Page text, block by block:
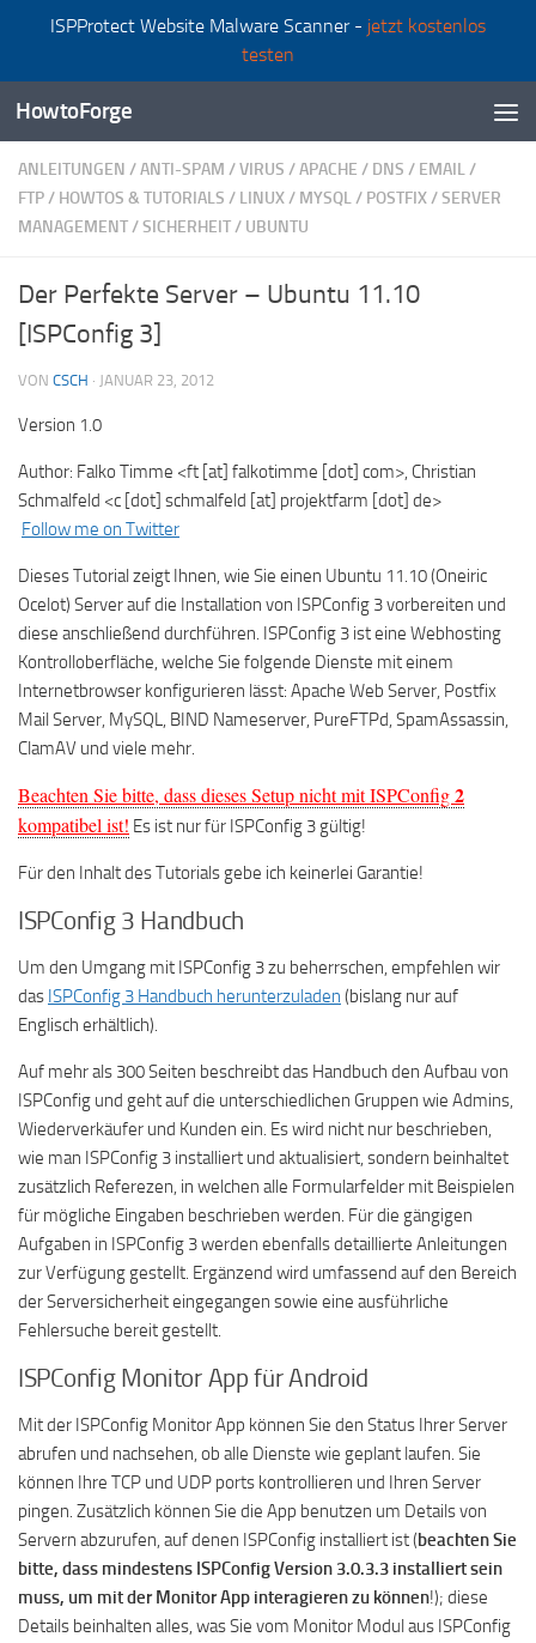
ISPProtect Website Malware Scanner - jetzt kostenlos
testen
Zum Inhalt springen
HowtoForge
ANLEITUNGEN /ANTI-SPAM / VIRUS /APACHE / DNS / EMAIL/
FTP/ HOWTOS & TUTORIALS / LINUX/ MYSQL/ POSTFIX/SERVER
MANAGEMENT/SICHERHEIT/ UBUNTU
Der Perfekte Server – Ubuntu 11.10
[ISPConfig 3]
VON CSCH · JANUAR 23, 2012
Version 1.0
Author: Falko Timme <ft [at] falkotimme [dot] com>, Christian
Schmalfeld <c [dot] schmalfeld [at] projektfarm [dot] de>
Follow me on Twitter
Dieses Tutorial zeigt Ihnen, wie Sie einen Ubuntu 11.10 (Oneiric
Ocelot) Server auf die Installation von ISPConfig 3 vorbereiten und
diese anschließend durchführen. ISPConfig 3 ist eine Webhosting
Kontrolloberfläche, welche Sie folgende Dienste mit einem
Internetbrowser konfigurieren lässt: Apache Web Server, Postfix
Mail Server, MySQL, BIND Nameserver, PureFTPd, SpamAssassin,
ClamAV und viele mehr.
Beachten Sie bitte, dass dieses Setup nicht mit ISPConfig2
kompatibel ist! Es ist nur für ISPConfig 3 gültig!
Für den Inhalt des Tutorials gebe ich keinerlei Garantie!
ISPConfig 3 Handbuch
Um den Umgang mit ISPConfig 3 zu beherrschen, empfehlen wir
das ISPConfig 3 Handbuch herunterzuladen (bislang nur auf
Englisch erhältlich).
Auf mehr als 300 Seiten beschreibt das Handbuch den Aufbau von
ISPConfig und geht auf die unterschiedlichen Gruppen wie Admins,
Wiederverkäufer und Kunden ein. Es wird nicht nur beschrieben,
wie man ISPConfig 3 installiert und aktualisiert, sondern beinhaltet
zusätzlich Referezen, in welchen alle Formularfelder mit Beispielen
für mögliche Eingaben beschrieben werden. Für die gängigen
Aufgaben in ISPConfig 3 werden ebenfalls detaillierte Anleitungen
zur Verfügung gestellt. Ergänzend wird umfassend auf den Bereich
der Serversicherheit eingegangen sowie eine ausführliche
Fehlersuche bereit gestellt.
ISPConfig Monitor App für Android
Mit der ISPConfig Monitor App können Sie den Status Ihrer Server
abrufen und nachsehen, ob alle Dienste wie geplant laufen. Sie
können Ihre TCP und UDP ports kontrollieren und Ihren Server
pingen. Zusätzlich können Sie die App benutzen um Details von
Servern abzurufen, auf denen ISPConfig installiert ist (beachten Sie
bitte, dass mindestens ISPConfig Version 3.0.3.3 installiert sein
muss, um mit der Monitor App interagieren zu können!); diese
Details beinhalten alles, was Sie vom Monitor Modul aus ISPConfig